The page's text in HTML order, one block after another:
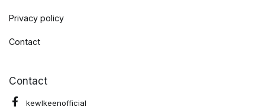
Privacy policy
Contact
Contact
kewlkeenofficial